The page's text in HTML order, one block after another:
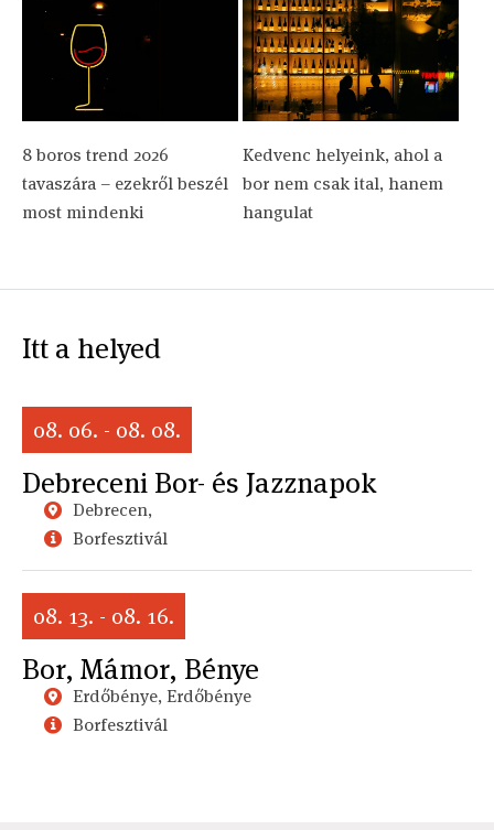
8 boros trend 2026
tavaszára – ezekről beszél
most mindenki
Kedvenc helyeink, ahol a
bor nem csak ital, hanem
hangulat
Itt a helyed
08. 06. - 08. 08.
Debreceni Bor- és Jazznapok
Debrecen,
Borfesztivál
08. 13. - 08. 16.
Bor, Mámor, Bénye
Erdőbénye, Erdőbénye
Borfesztivál